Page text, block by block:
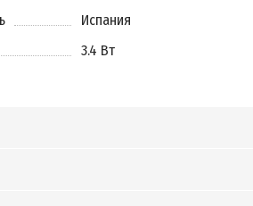
Испания
3.4 Вт